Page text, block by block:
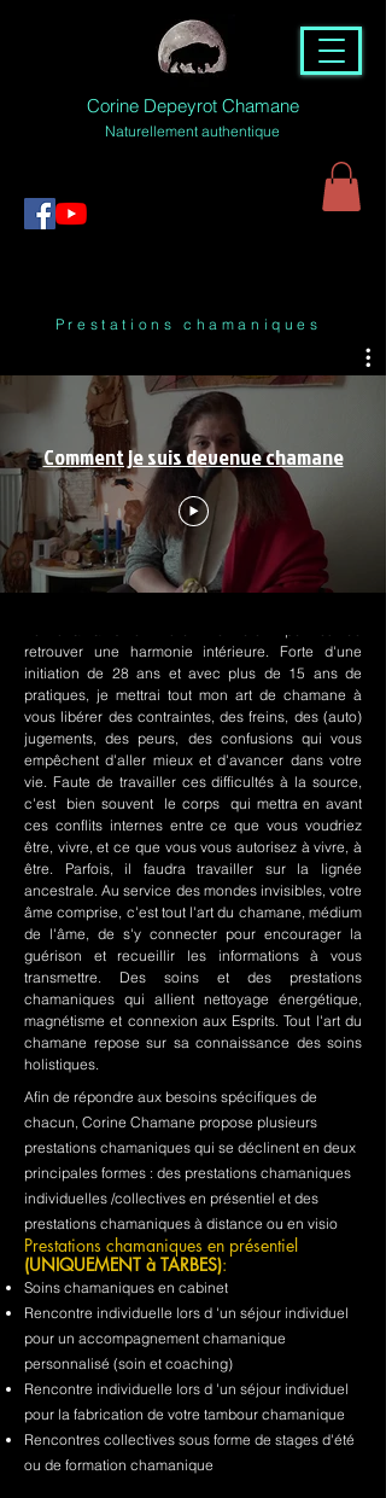
Corine Depeyrot Chamane
Naturellement authentique
Prestations chamaniques
Comment je suis devenue chamane
retrouver une harmonie intérieure. Forte d'une
initiation de 28 ans et avec plus de 15 ans de
pratiques, je mettrai tout mon art de chamane à
vous libérer des contraintes, des freins, des (auto)
jugements, des peurs, des confusions qui vous
empêchent d'aller mieux et d'avancer dans votre
vie. Faute de travailler ces difficultés à la source,
c'est bien souvent le corps qui mettra en avant
ces conflits internes entre ce que vous voudriez
être, vivre, et ce que vous vous autorisez à vivre, à
être. Parfois, il faudra travailler sur la lignée
ancestrale. Au service des mondes invisibles, votre
âme comprise, c'est tout l'art du chamane, médium
de l'âme, de s'y connecter pour encourager la
guérison et recueillir les informations à vous
transmettre. Des soins et des prestations
chamaniques qui allient nettoyage énergétique,
magnétisme et connexion aux Esprits. Tout l'art du
chamane repose sur sa connaissance des soins
holistiques.
Afin de répondre aux besoins spécifiques de
chacun, Corine Chamane propose plusieurs
prestations chamaniques qui se déclinent en deux
principales formes : des prestations chamaniques
individuelles /collectives en présentiel et des
prestations chamaniques à distance ou en visio
Prestations chamaniques en présentiel
(UNIQUEMENT à TARBES):
Soins chamaniques en cabinet
Rencontre individuelle lors d 'un séjour individuel
pour un accompagnement chamanique
personnalisé (soin et coaching)
Rencontre individuelle lors d 'un séjour individuel
pour la fabrication de votre tambour chamanique
Rencontres collectives sous forme de stages d'été
ou de formation chamanique